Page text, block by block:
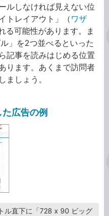
ルしなければ見えない位
トレイアウト」（ ワザ
る可能性があります。ま
」を2つ並べるといった
記事を読みはじめる位置
ります。あくまで訪問者
ましょう。
広告の例
ル直下に「728 x 90 ビッグ